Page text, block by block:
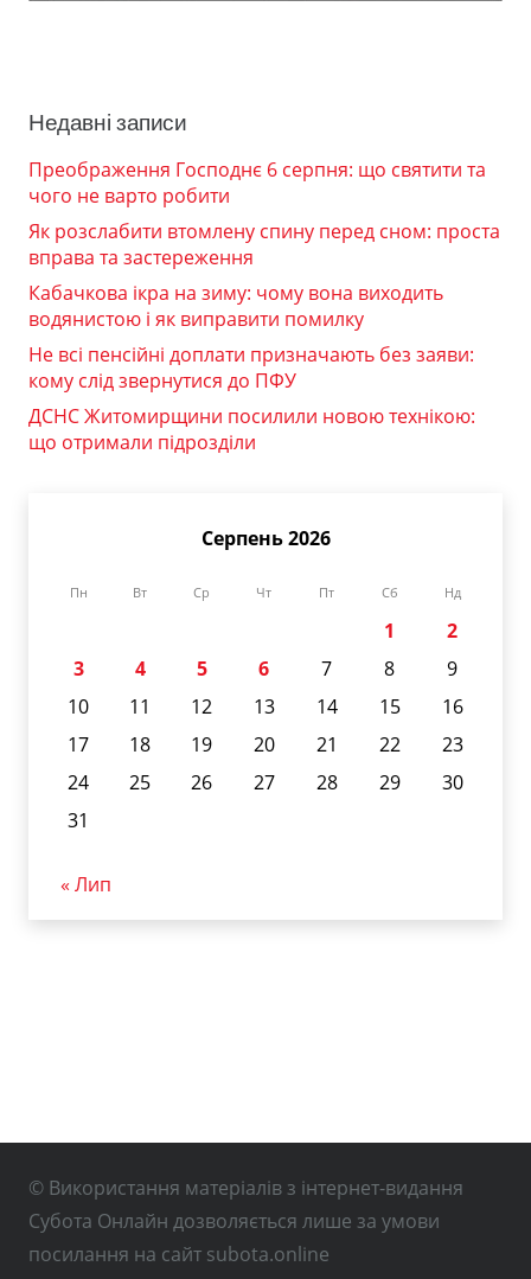
Недавні записи
Преображення Господнє 6 серпня: що святити та
чого не варто робити
Як розслабити втомлену спину перед сном: проста
вправа та застереження
Кабачкова ікра на зиму: чому вона виходить
водянистою і як виправити помилку
Не всі пенсійні доплати призначають без заяви:
кому слід звернутися до ПФУ
ДСНС Житомирщини посилили новою технікою:
що отримали підрозділи
Серпень 2026
Пн Вт Ср Чт Пт Сб Нд
1
2
3
4 5 6 7 8
9
10
11 12 13 14 15
16
17
18 19 20 21 22
23
24
25 26 27 28 29
30
31
« Лип
© Використання матеріалів з інтернет-видання
Субота Онлайн дозволяється лише за умови
посилання на сайт subota.online